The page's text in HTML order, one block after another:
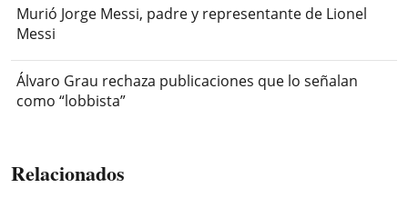
Murió Jorge Messi, padre y representante de Lionel
Messi
Álvaro Grau rechaza publicaciones que lo señalan
como “lobbista”
Relacionados